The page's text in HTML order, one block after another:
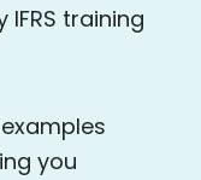
training
you